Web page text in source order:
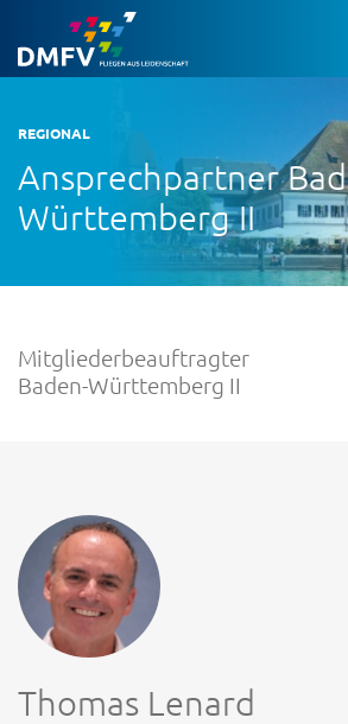
REGIONAL
Ansprechpartner
Württemberg II
Mitgliederbeauftragter
Baden-Württemberg II
Thomas Lenard